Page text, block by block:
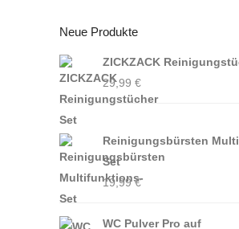
Neue Produkte
ZICKZACK
29,99 €
Reinigungsbürsten
Set
19,99€
WC Pulver Pro auf